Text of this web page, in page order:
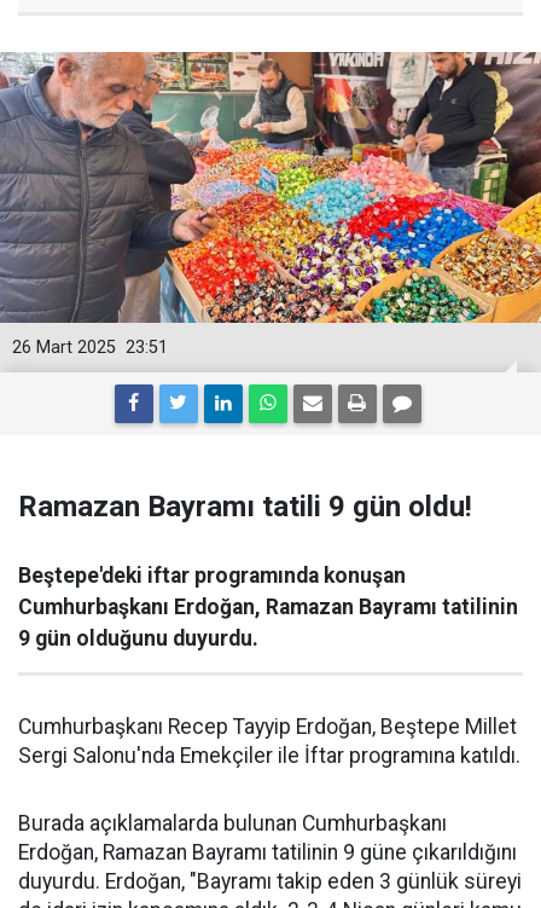
23:51
26 Mart 2025
Ramazan Bayramı tatili 9 gün oldu!
Beştepe'deki iftar programında konuşan
Cumhurbaşkanı Erdoğan, Ramazan Bayramı tatilinin
9 gün olduğunu duyurdu.
Cumhurbaşkanı Recep Tayyip Erdoğan, Beştepe Millet
Sergi Salonu'nda Emekçiler ile İftar programına katıldı.
Burada açıklamalarda bulunan Cumhurbaşkanı
Erdoğan, Ramazan Bayramı tatilinin 9 güne çıkarıldığını
duyurdu. Erdoğan, "Bayramı takip eden 3 günlük süreyi